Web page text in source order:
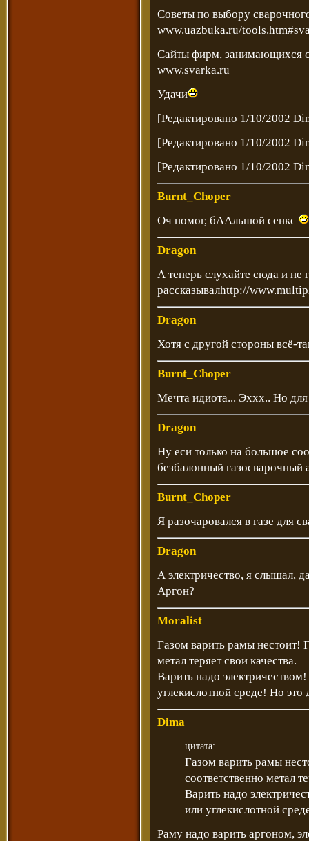
Советы по выбору
www.uazbuka.ru/
Сайты фирм, занимающихся
www.svarka.ru
Удачи
[Редактировано 1/10/2002
[Редактировано 1/10/2002
[Редактировано 1/10/2002
Burnt_Choper
Оч помог, бААльшой сенкс
Dragon
А теперь слухайте сюда и не
рассказывалhttp://
Dragon
Хотя с другой стороны всё-
Burnt_Choper
Мечта идиота... Эххх.. Но
Dragon
Ну еси только на большое
безбалонный газосварочный
Burnt_Choper
Я разочаровался в газе для
Dragon
А электричество, я слышал,
Аргон?
Moralist
Газом варить рамы нестоит!
метал теряет свои качества.
Варить надо
углекислотной среде! Но это
Dima
цитата:
Газом варить рамы
соответственно метал
Варить надо
или углекислотной
Раму надо варить аргоном,